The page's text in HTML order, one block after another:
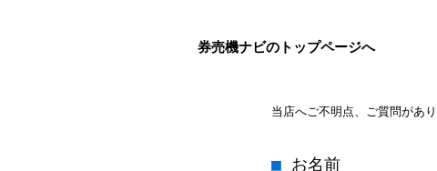
券売機ナビのトップページへ
当店へご不明点、ご質問があ
■ お名前